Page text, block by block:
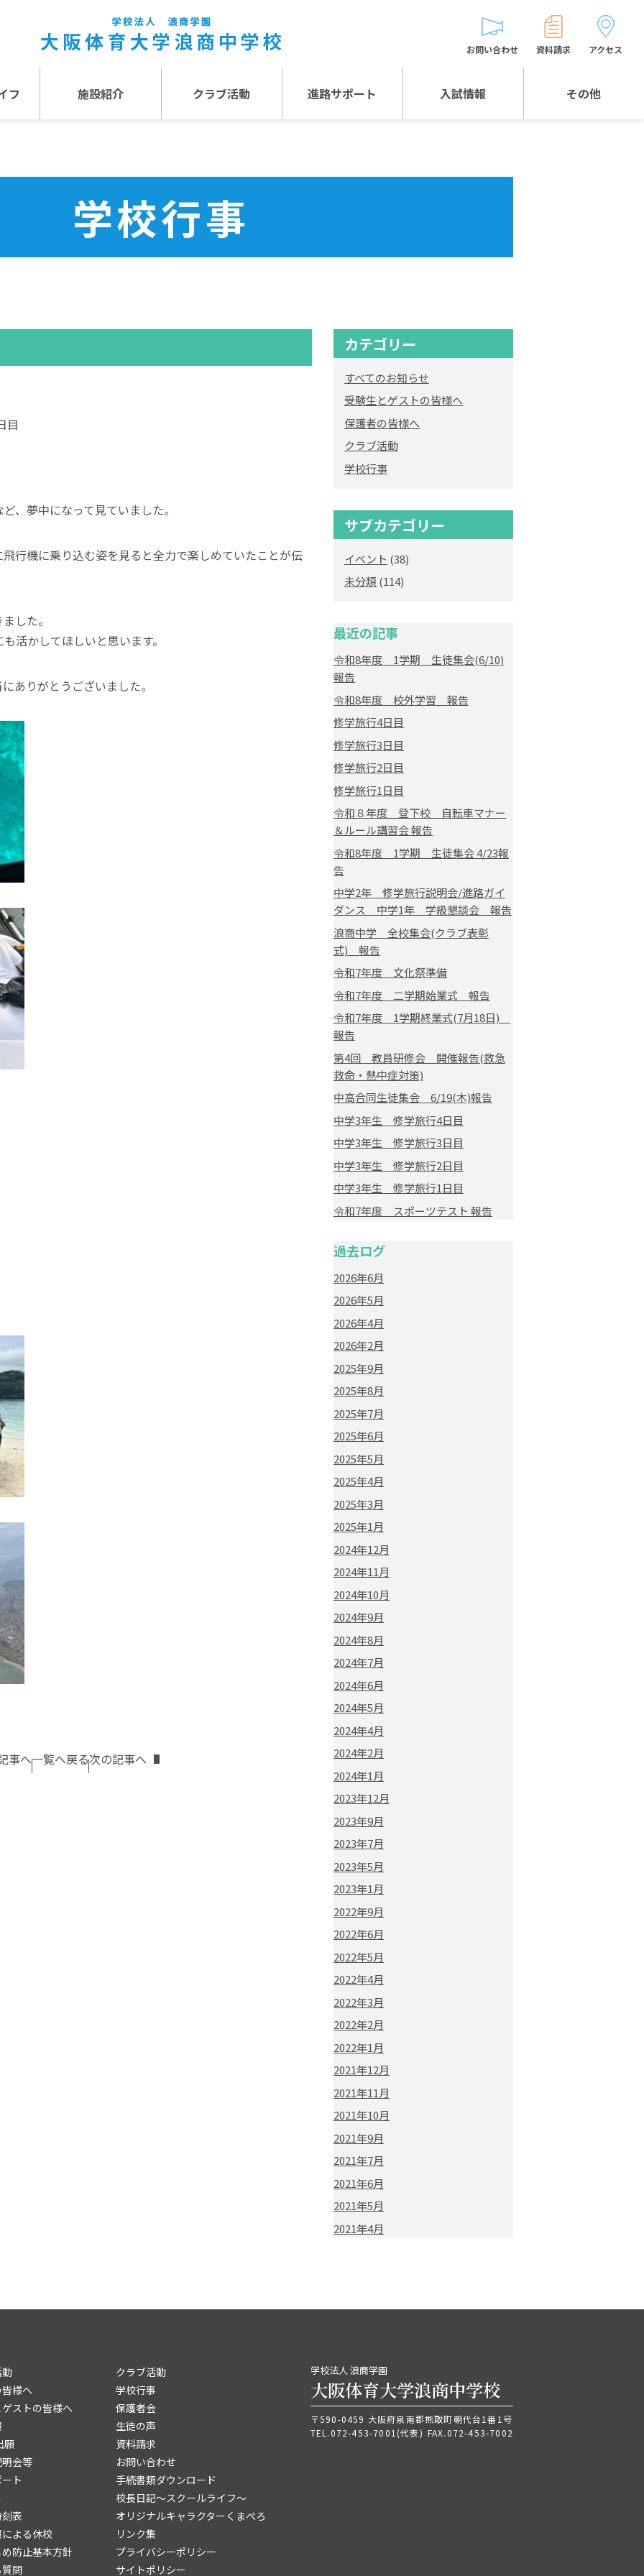
フ 施設紹介 クラブ活動 進路サポート 入試情報 その他
お問い合わせ 資料請求 アクセス
学校行事
目
、夢中になって見ていました。
行機に乗り込む姿を見ると全力で楽しめていたことが伝
した。
活かしてほしいと思います。
ありがとうございました。
事へ一覧へ戻る次の記事へ
カテゴリー
すべてのお知らせ
受験生とゲストの皆様へ
保護者の皆様へ
クラブ活動
学校行事
サブカテゴリー
イベント (38)
未分類 (114)
最近の記事
令和8年度 1学期 生徒集会(6/10)
報告
令和8年度 校外学習 報告
修学旅行4日目
修学旅行3日目
修学旅行2日目
修学旅行1日目
令和８年度 登下校 自転車マナー
＆ルール講習会 報告
令和8年度 1学期 生徒集会 4/23報
告
中学2年 修学旅行説明会/進路ガイ
ダンス 中学1年 学級懇談会 報告
浪商中学 全校集会(クラブ表彰
式) 報告
令和7年度 文化祭準備
令和7年度 二学期始業式 報告
令和7年度 1学期終業式(7月18日)
報告
第4回 教員研修会 開催報告(救急
救命・熱中症対策)
中高合同生徒集会 6/19(木)報告
中学3年生 修学旅行4日目
中学3年生 修学旅行3日目
中学3年生 修学旅行2日目
中学3年生 修学旅行1日目
令和7年度 スポーツテスト 報告
過去ログ
2026年6月
2026年5月
2026年4月
2026年2月
2025年9月
2025年8月
2025年7月
2025年6月
2025年5月
2025年4月
2025年3月
2025年1月
2024年12月
2024年11月
2024年10月
2024年9月
2024年8月
2024年7月
2024年6月
2024年5月
2024年4月
2024年2月
2024年1月
2023年12月
2023年9月
2023年7月
2023年5月
2023年1月
2022年9月
2022年6月
2022年5月
2022年4月
2022年3月
2022年2月
2022年1月
2021年12月
2021年11月
2021年10月
2021年9月
2021年7月
2021年6月
2021年5月
2021年4月
様へ
ストの皆様へ
願
会等
ト
表
よる休校
防止基本方針
問
クラブ活動
学校行事
保護者会
生徒の声
資料請求
お問い合わせ
手続書類ダウンロード
校長日記～スクールライフ～
オリジナルキャラクターくまぺろ
リンク集
プライバシーポリシー
サイトポリシー
学校法人 浪商学園
大阪体育大学浪商中学校
〒590-0459 大阪府泉南郡熊取町朝代台1番1号
TEL. 072-453-7001 (代表) FAX.072-453-7002